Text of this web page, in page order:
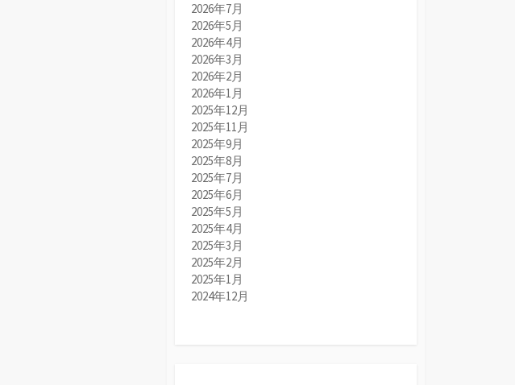
2026年7月
2026年5月
2026年4月
2026年3月
2026年2月
2026年1月
2025年12月
2025年11月
2025年9月
2025年8月
2025年7月
2025年6月
2025年5月
2025年4月
2025年3月
2025年2月
2025年1月
2024年12月